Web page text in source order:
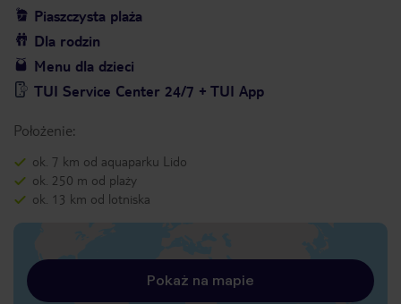
Piaszczysta plaża
Dla rodzin
Menu dla dzieci
TUI Service Center 24/7 + TUI App
Położenie:
ok. 7 km od aquaparku Lido
ok. 250 m od plaży
ok. 13 km od lotniska
Pokaż na mapie